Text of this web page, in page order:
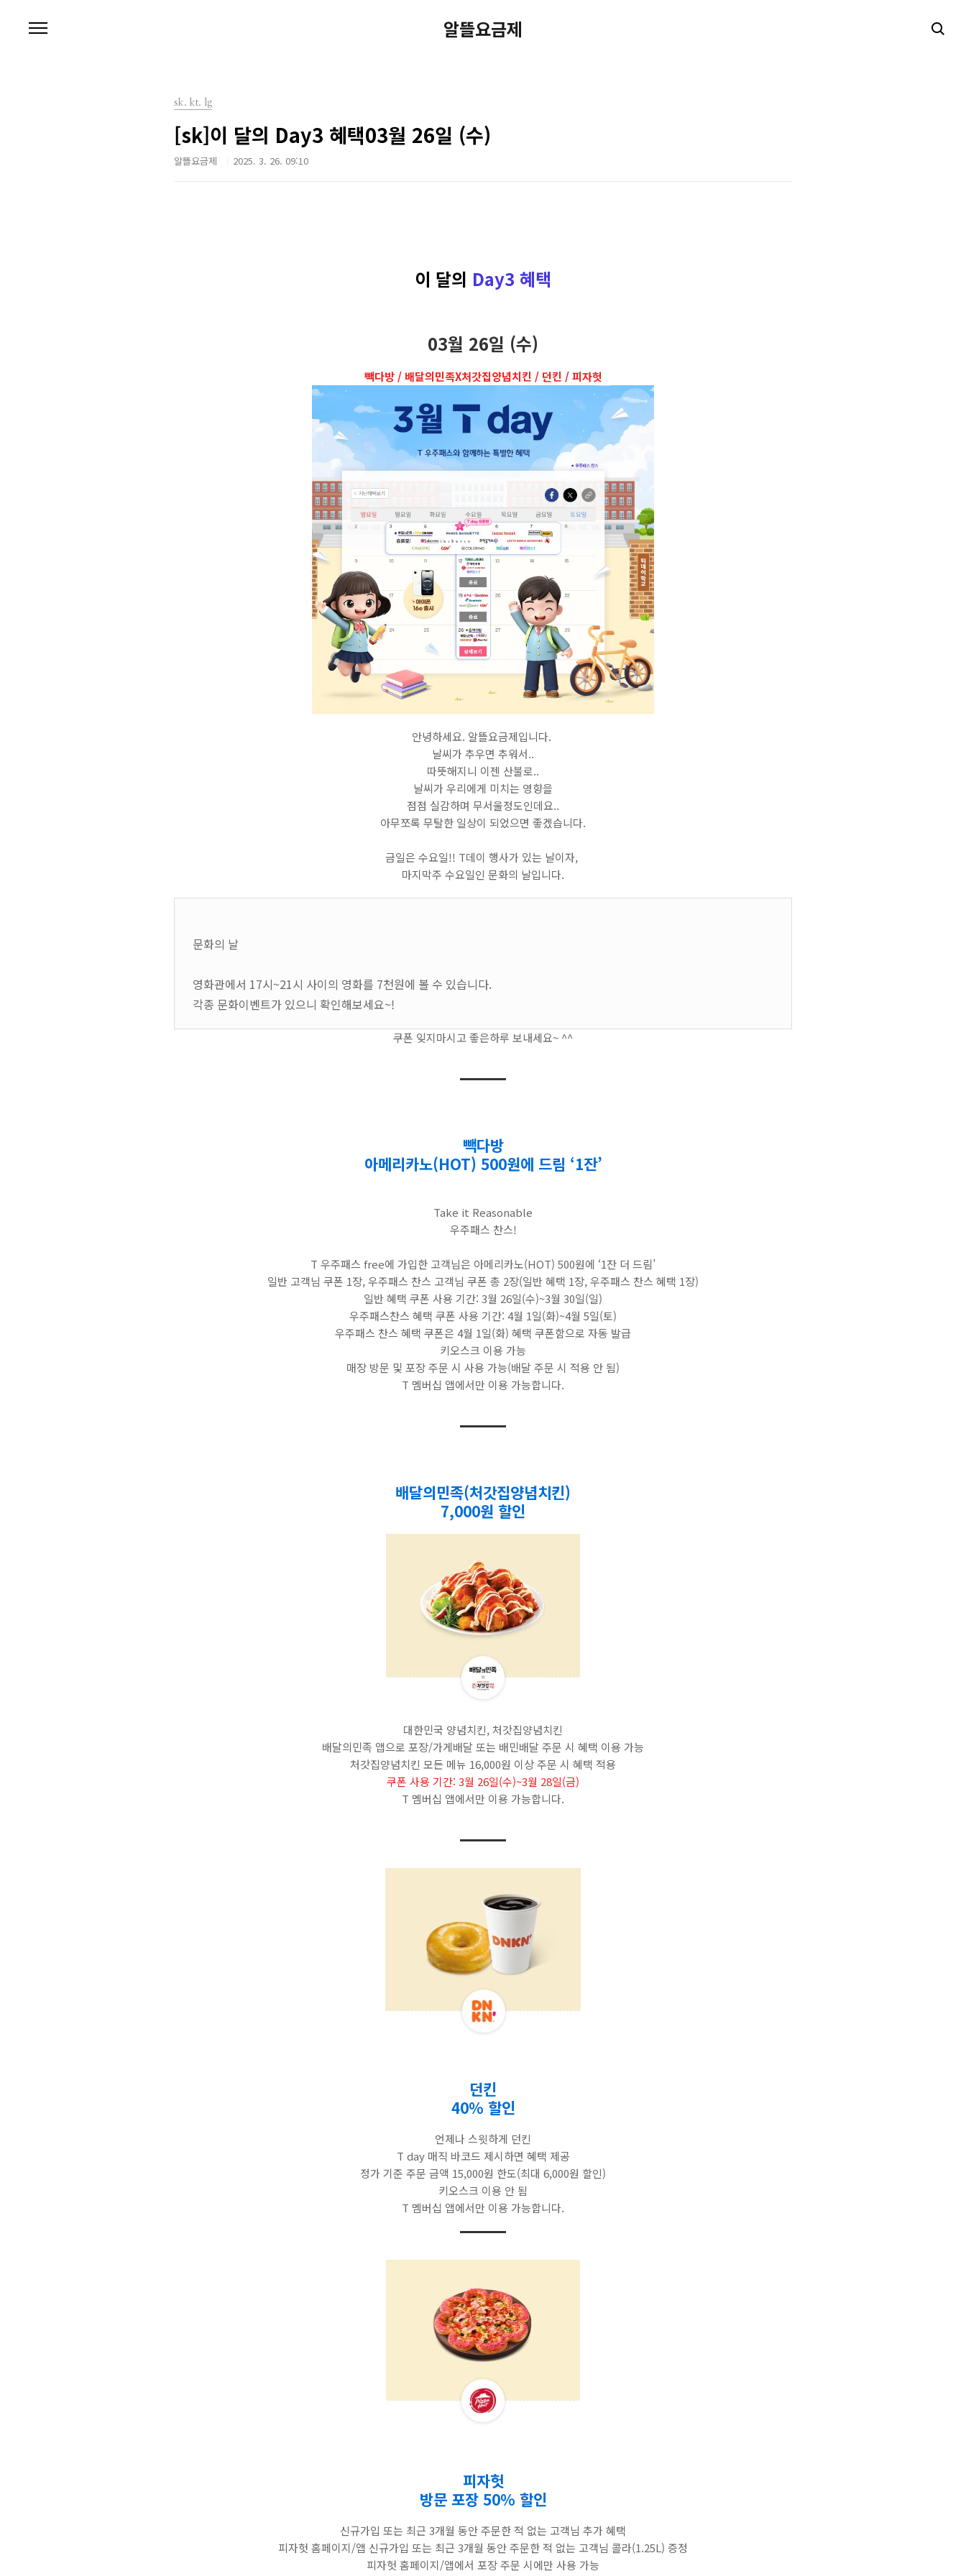
알뜰요금제
sk. kt. lg
[sk]이 달의 Day3 혜택03월 26일 (수)
알뜰요금제 2025. 3. 26. 09:10
이 달의 Day3 혜택
03월 26일 (수)
빽다방 / 배달의민족X처갓집양념치킨 / 던킨 / 피자헛
안녕하세요. 알뜰요금제입니다.
날씨가 추우면 추워서..
따뜻해지니 이젠 산불로..
날씨가 우리에게 미치는 영향을
점점 실감하며 무서울정도인데요..
아무쪼록 무탈한 일상이 되었으면 좋겠습니다.
금일은 수요일!! T데이 행사가 있는 날이자,
마지막주 수요일인 문화의 날입니다.
문화의 날
영화관에서 17시~21시 사이의 영화를 7천원에 볼 수 있습니다.
각종 문화이벤트가 있으니 확인해보세요~!
쿠폰 잊지마시고 좋은하루 보내세요~ ^^
빽다방
아메리카노(HOT) 500원에 드림 ‘1잔’
Take it Reasonable
우주패스 찬스!
T 우주패스 free에 가입한 고객님은 아메리카노(HOT) 500원에 ‘1잔 더 드림’
일반 고객님 쿠폰 1장, 우주패스 찬스 고객님 쿠폰 총 2장(일반 혜택 1장, 우주패스 찬스 혜택 1장)
일반 혜택 쿠폰 사용 기간: 3월 26일(수)~3월 30일(일)
우주패스찬스 혜택 쿠폰 사용 기간: 4월 1일(화)~4월 5일(토)
우주패스 찬스 혜택 쿠폰은 4월 1일(화) 혜택 쿠폰함으로 자동 발급
키오스크 이용 가능
매장 방문 및 포장 주문 시 사용 가능(배달 주문 시 적용 안 됨)
T 멤버십 앱에서만 이용 가능합니다.
배달의민족(처갓집양념치킨)
7,000원 할인
대한민국 양념치킨, 처갓집양념치킨
배달의민족 앱으로 포장/가게배달 또는 배민배달 주문 시 혜택 이용 가능
처갓집양념치킨 모든 메뉴 16,000원 이상 주문 시 혜택 적용
쿠폰 사용 기간: 3월 26일(수)~3월 28일(금)
T 멤버십 앱에서만 이용 가능합니다.
던킨
40% 할인
언제나 스윗하게 던킨
T day 매직 바코드 제시하면 혜택 제공
정가 기준 주문 금액 15,000원 한도(최대 6,000원 할인)
키오스크 이용 안 됨
T 멤버십 앱에서만 이용 가능합니다.
피자헛
방문 포장 50% 할인
신규가입 또는 최근 3개월 동안 주문한 적 없는 고객님 추가 혜택
피자헛 홈페이지/앱 신규가입 또는 최근 3개월 동안 주문한 적 없는 고객님 콜라(1.25L) 증정
피자헛 홈페이지/앱에서 포장 주문 시에만 사용 가능